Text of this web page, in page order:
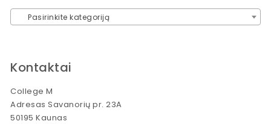
Pasirinkite kategoriją
Kontaktai
College M
Adresas Savanorių pr. 23A
50195 Kaunas